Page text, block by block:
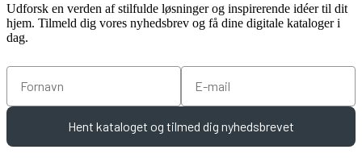
Udforsk en verden af stilfulde løsninger og inspirerende idéer til dit
hjem. Tilmeld dig vores nyhedsbrev og få dine digitale kataloger i
dag.
Fornavn Email
Hent kataloget og tilmed dig nyhedsbrevet